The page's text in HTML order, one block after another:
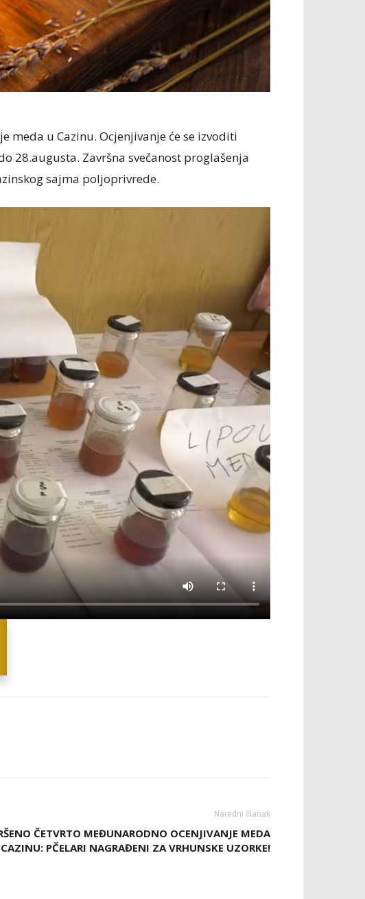
meda u Cazinu. Ocjenjivanje će se izvoditi
28.augusta. Završna svečanost proglašenja
sajma poljoprivrede.
Naredni članak
ČETVRTO MEĐUNARODNO OCENJIVANJE MEDA
PČELARI NAGRAĐENI ZA VRHUNSKE UZORKE!